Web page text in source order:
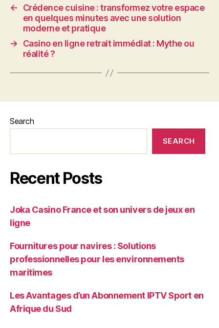
←
Crédence cuisine : transformez votre espace
en quelques minutes avec une solution
moderne et pratique
→
Casino en ligne retrait immédiat : Mythe ou
réalité ?
Search
SEARCH
Recent Posts
Joka Casino France et son univers de jeux en
ligne
Fournitures pour navires : Solutions
professionnelles pour les environnements
maritimes
Les Avantages d’un Abonnement IPTV Sport en
Afrique du Sud